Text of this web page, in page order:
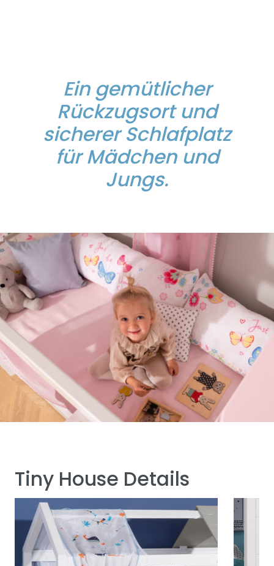
Ein gemütlicher
Rückzugsort und
sicherer Schlafplatz
für Mädchen und
Jungs.
Tiny House Details